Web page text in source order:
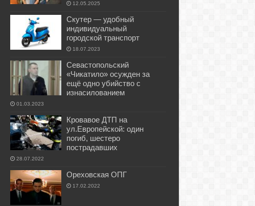
12.05.2025
Скутер — удобный
индивидуальный
городской транспорт
18.07.2023
Севастопольский
«Чикатило» осужден за
ещё одно убийство с
изнасилованием
01.03.2023
Кровавое ДТП на
ул.Европейской: один
погиб, шестеро
пострадавших
28.07.2022
Ореховская ОПГ
17.02.2022